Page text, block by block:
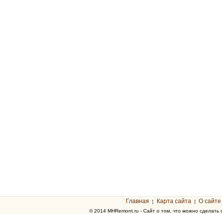
Главная ¦ Карта сайта ¦ О сайте
© 2014 MHRemont.ru - Сайт о том, что можно сделать